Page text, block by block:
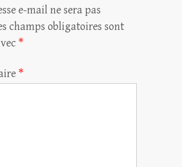
e-mail ne sera pas
champs obligatoires sont
*
*